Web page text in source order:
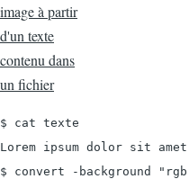
image à partir
d'un texte
contenu dans
un fichier
$ cat texte
Lorem ipsum dolor sit
$ convert -background